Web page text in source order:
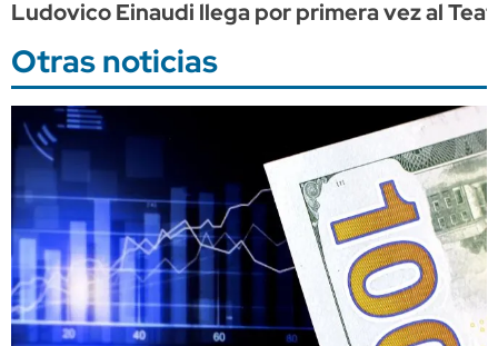
Ludovico Einaudi llega por primera vez al
Otras noticias